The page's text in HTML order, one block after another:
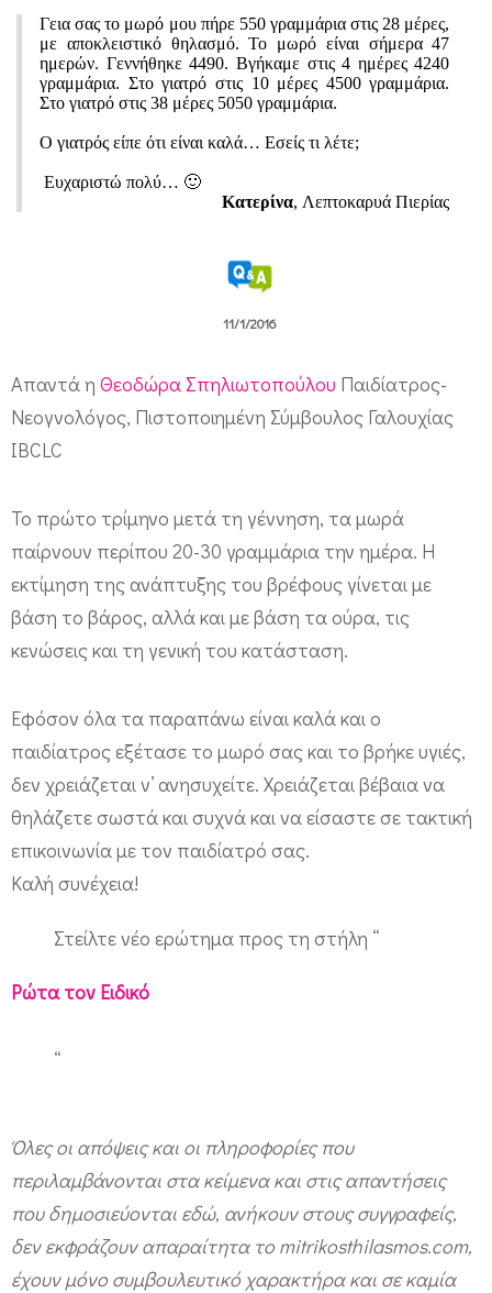
α
ν
α
ρ
έ
π
ε
ι
α
π
α
ί
ρ
ν
τ
ρ
ό
μ
ε
α
Γεια σας το μωρό μου πήρε 550 γραμμάρια στις 28 μέρες,
με αποκλειστικό θηλασμό. Το μωρό είναι σήμερα 47
ημερών. Γεννήθηκε 4490. Βγήκαμε στις 4 ημέρες 4240
γραμμάρια. Στο γιατρό στις 10 μέρες 4500 γραμμάρια.
Στο γιατρό στις 38 μέρες 5050 γραμμάρια.
Ο γιατρός είπε ότι είναι καλά… Εσείς τι λέτε;
Ευχαριστώ πολύ… 🙂
Κατερίνα, Λεπτοκαρυά Πιερίας
11/1/2016
Απαντά η Θεοδώρα Σπηλιωτοπούλου Παιδίατρος-
Νεογνολόγος, Πιστοποιημένη Σύμβουλος Γαλουχίας
IBCLC
Το πρώτο τρίμηνο μετά τη γέννηση, τα μωρά
παίρνουν περίπου 20-30 γραμμάρια την ημέρα. Η
εκτίμηση της ανάπτυξης του βρέφους γίνεται με
βάση το βάρος, αλλά και με βάση τα ούρα, τις
κενώσεις και τη γενική του κατάσταση.
Εφόσον όλα τα παραπάνω είναι καλά και ο
παιδίατρος εξέτασε το μωρό σας και το βρήκε υγιές,
δεν χρειάζεται ν’ ανησυχείτε. Χρειάζεται βέβαια να
θηλάζετε σωστά και συχνά και να είσαστε σε τακτική
επικοινωνία με τον παιδίατρό σας.
Καλή συνέχεια!
Στείλτε νέο ερώτημα προς τη στήλη “
Ρώτα τον Ειδικό
“
Όλες οι απόψεις και οι πληροφορίες που
περιλαμβάνονται στα κείμενα και στις απαντήσεις
που δημοσιεύονται εδώ, ανήκουν στους συγγραφείς,
δεν εκφράζουν απαραίτητα το mitrikosthilasmos.com,
έχουν μόνο συμβουλευτικό χαρακτήρα και σε καμία